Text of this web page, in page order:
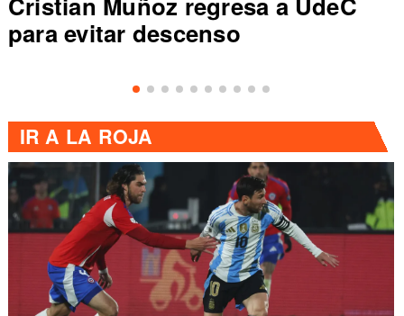
IR A LA ROJA